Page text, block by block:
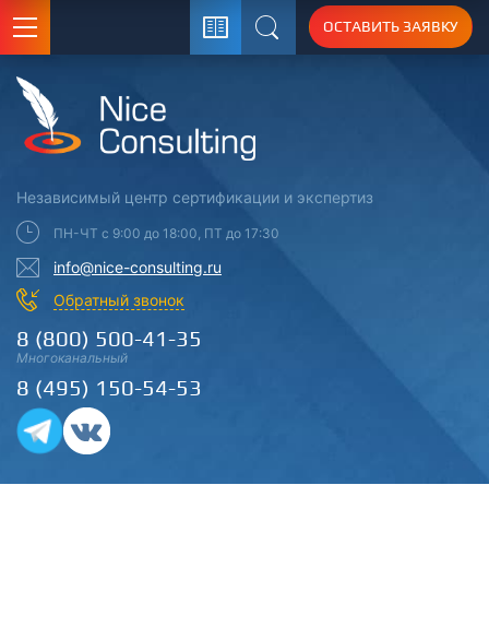
Поиск
ОСТАВИТЬ ЗАЯВКУ
Независимый центр сертификации и экспертиз
ПН-ЧТ с 9:00 до 18:00, ПТ до 17:30
info@nice-consulting.ru
Обратный звонок
8 (800) 500-41-35
Многоканальный
8 (495) 150-54-53